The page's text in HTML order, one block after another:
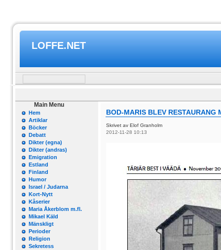
LOFFE.NET
Main Menu
Hem
Artiklar
Böcker
Debatt
Dikter (egna)
Dikter (andras)
Emigration
Estland
Finland
Humor
Israel / Judarna
Kort-Nytt
Kåserier
Maria Åkerblom m.fl.
Mikael Käld
Mänskligt
Perioder
Religion
Sekretess
BOD-MARIS BLEV RESTAURANG
Skrivet av Elof Granholm
2012-11-28 10:13